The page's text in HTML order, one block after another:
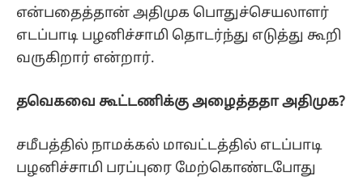
என்பதைத்தான் அதிமுக பொதுச்செயலாளர்
எடப்பாடி பழனிச்சாமி தொடர்ந்து எடுத்து கூறி
வருகிறார் என்றார்.
தவெகவை கூட்டணிக்கு அழைத்ததா அதிமுக?
சமீபத்தில் நாமக்கல் மாவட்டத்தில் எடப்பாடி
பழனிச்சாமி பரப்புரை மேற்கொண்டபோது